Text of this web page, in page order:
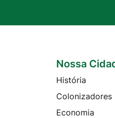
Nossa
História
Colonizadores
Economia